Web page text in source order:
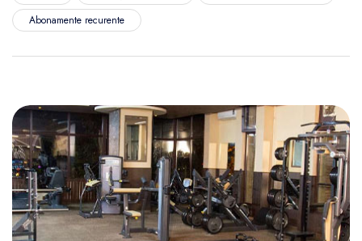
Abonamente recurente